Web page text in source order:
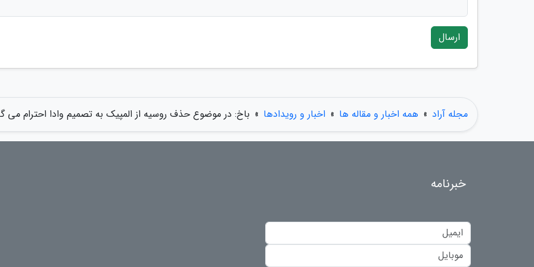
ارسال
مجله آراد » همه اخبار و مقاله ها » اخبار و رویدادها » باخ: در موضوع حذف روسیه از المپیک به تصمیم وادا احترام می
خبرنامه